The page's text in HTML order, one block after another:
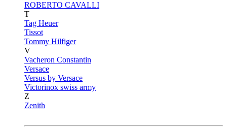
ROBERTO CAVALLI
T
Tag Heuer
Tissot
Tommy Hilfiger
V
Vacheron Constantin
Versace
Versus by Versace
Victorinox swiss army
Z
Zenith